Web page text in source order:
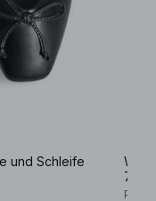
und Schleife